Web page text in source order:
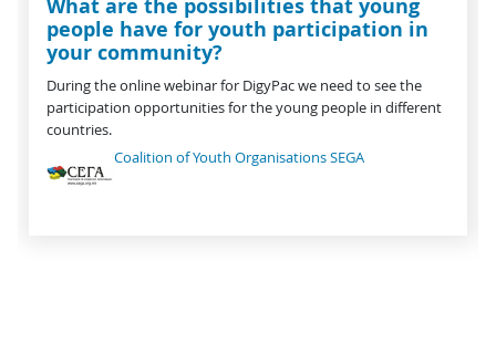
What are the possibilities that young
people have for youth participation in
your community?
During the online webinar for DigyPac we need to see the
participation opportunities for the young people in different
countries.
Coalition of Youth Organisations SEGA